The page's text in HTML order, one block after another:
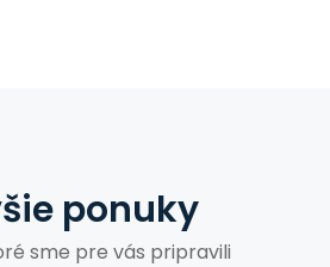
ponuky
sme pre vás pripravili